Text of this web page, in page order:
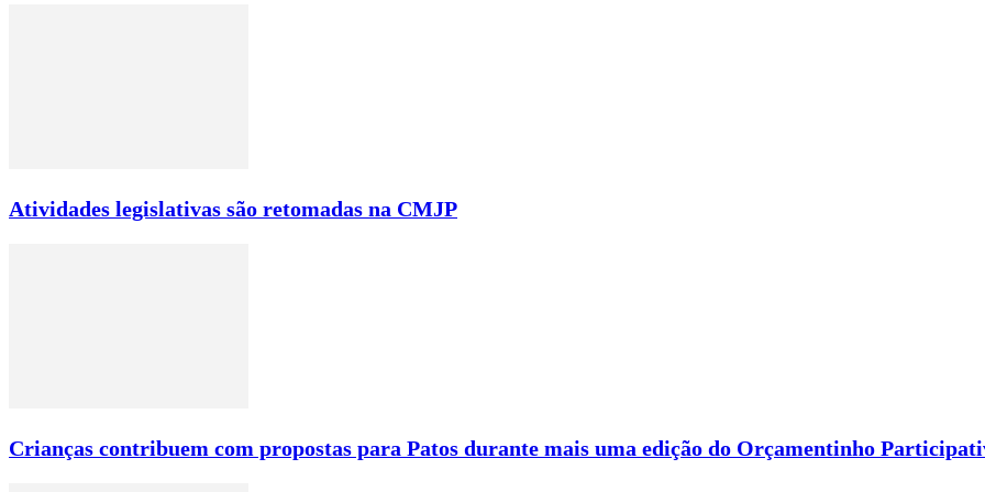
Atividades legislativas são retomadas na CMJP
Crianças contribuem com propostas para Patos durante mais uma edição do Orçamentinho